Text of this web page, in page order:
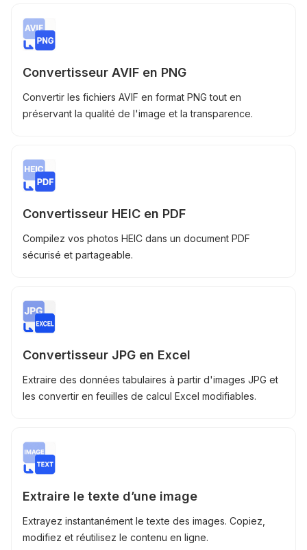
Convertisseur AVIF en PNG
Convertir les fichiers AVIF en format PNG tout en
préservant la qualité de l'image et la transparence.
Convertisseur HEIC en PDF
Compilez vos photos HEIC dans un document PDF
sécurisé et partageable.
Convertisseur JPG en Excel
Extraire des données tabulaires à partir d'images JPG et
les convertir en feuilles de calcul Excel modifiables.
Extraire le texte d’une image
Extrayez instantanément le texte des images. Copiez,
modifiez et réutilisez le contenu en ligne.